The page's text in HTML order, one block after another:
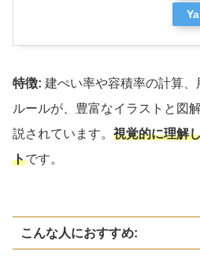
特徴: 建ぺい率や容積率の計算
ルールが、豊富なイラストと図
説されています。 視覚的に理解
トです。
こんな人におすすめ: